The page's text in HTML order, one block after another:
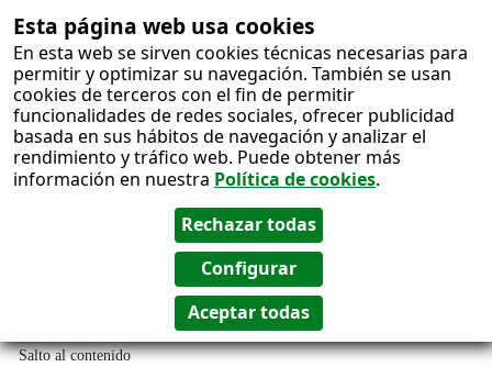
Esta página web usa cookies
En esta web se sirven cookies técnicas necesarias para
permitir y optimizar su navegación. También se usan
cookies de terceros con el fin de permitir
funcionalidades de redes sociales, ofrecer publicidad
basada en sus hábitos de navegación y analizar el
rendimiento y tráfico web. Puede obtener más
información en nuestra Política de cookies.
Salto al contenido